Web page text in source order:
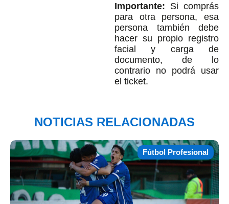
Importante: Si comprás
para otra persona, esa
persona también debe
hacer su propio registro
facial y carga de
documento, de lo
contrario no podrá usar
el ticket.
NOTICIAS RELACIONADAS
Fútbol Profesional